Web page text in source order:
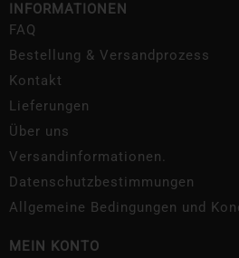
INFORMATIONEN
FAQ
Bestellung & Versandprozess
Kontakt
Lieferungen
Über uns
Versandinformationen.
Datenschutzbestimmungen
Allgemeine Bedingungen und
MEIN KONTO